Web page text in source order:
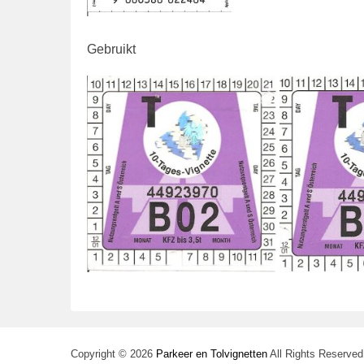
Gebruikt
Copyright © 2026 Parkeer en Tolvignetten All Rights Reserved.